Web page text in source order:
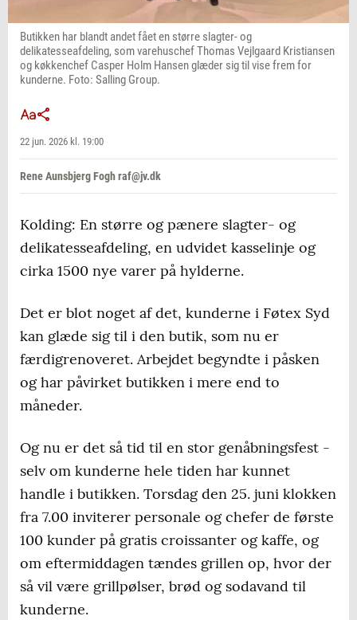
Butikken har blandt andet fået en større slagter- og
delikatesseafdeling, som varehuschef Thomas Vejlgaard Kristiansen
og køkkenchef Casper Holm Hansen glæder sig til vise frem for
kunderne. Foto: Salling Group.
22 jun. 2026 kl. 19:00
Rene Aunsbjerg Fogh raf@jv.dk
Kolding: En større og pænere slagter- og
delikatesseafdeling, en udvidet kasselinje og
cirka 1500 nye varer på hylderne.
Det er blot noget af det, kunderne i Føtex Syd
kan glæde sig til i den butik, som nu er
færdigrenoveret. Arbejdet begyndte i påsken
og har påvirket butikken i mere end to
måneder.
Og nu er det så tid til en stor genåbningsfest -
selv om kunderne hele tiden har kunnet
handle i butikken. Torsdag den 25. juni klokken
fra 7.00 inviterer personale og chefer de første
100 kunder på gratis croissanter og kaffe, og
om eftermiddagen tændes grillen op, hvor der
så vil være grillpølser, brød og sodavand til
kunderne.